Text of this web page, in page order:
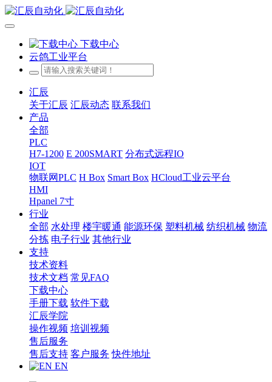
下载中心
云鸽工业平台
汇辰
关于汇辰 汇辰动态 联系我们
产品
全部
PLC
H7-1200 E 200SMART 分布式远程IO
IOT
物联网PLC H Box Smart Box HCloud工业云平台
HMI
Hpanel 7寸
行业
全部 水处理 楼宇暖通 能源环保 塑料机械 纺织机械 物流
分拣 电子行业 其他行业
支持
技术资料
技术文档 常见FAQ
下载中心
手册下载 软件下载
汇辰学院
操作视频 培训视频
售后服务
售后支持 客户服务 快件地址
EN